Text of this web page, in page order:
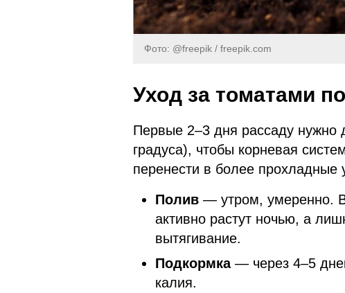
Фото: @freepik / freepik.com
Уход за томатами
Первые 2–3 дня рассаду нужно
градуса), чтобы корневая
перенести в более
Полив — утром, умеренно.
активно растут ночью, а
вытягивание.
Подкормка— через 4–5
калия.